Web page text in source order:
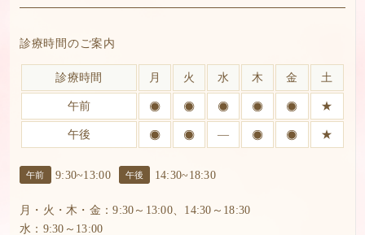
診療時間のご案内
診療時間 月 火 水 木 金 土
午前 ★
午後 ― ★
午前 9:30~13:00 午後 14:30~18:30
月・火・木・金：9:30～13:00、14:30～18:30
水：9:30～13:00